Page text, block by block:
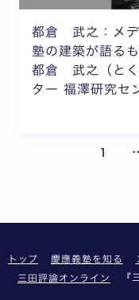
都倉 武之：メ
塾の建築が語る
都倉 武之（と
ター 福澤研究セ
1
トップ 慶應義塾を知る
三田評論オンライン
『